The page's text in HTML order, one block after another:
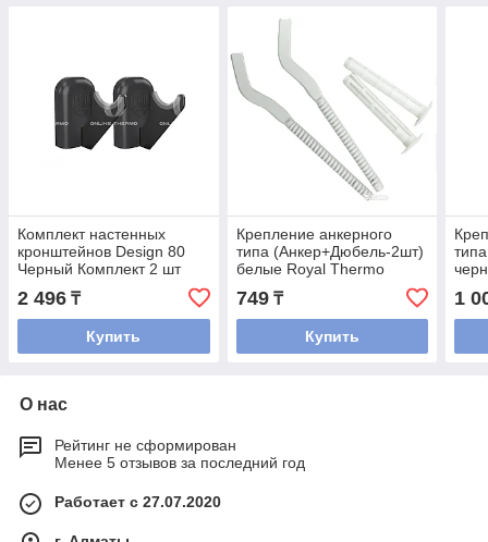
Комплект настенных
кронштейнов Design 80
Черный Комплект 2 шт
2 496 ₸
Купить
Крепление анкерного
типа (Анкер+Дюбель-2шт)
белые Royal Thermo
(РОССИЯ)
749₸
Купить
1
О нас
Рейтинг не сформирован
Менее 5 отзывов за последний год
Работает с 27.07.2020